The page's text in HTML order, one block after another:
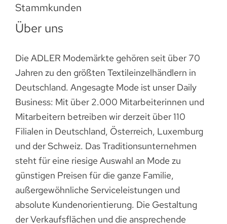
Stammkunden
Über uns
Die ADLER Modemärkte gehören seit über 70
Jahren zu den größten Textileinzelhändlern in
Deutschland. Angesagte Mode ist unser Daily
Business: Mit über 2.000 Mitarbeiterinnen und
Mitarbeitern betreiben wir derzeit über 110
Filialen in Deutschland, Österreich, Luxemburg
und der Schweiz. Das Traditionsunternehmen
steht für eine riesige Auswahl an Mode zu
günstigen Preisen für die ganze Familie,
außergewöhnliche Serviceleistungen und
absolute Kundenorientierung. Die Gestaltung
der Verkaufsflächen und die ansprechende